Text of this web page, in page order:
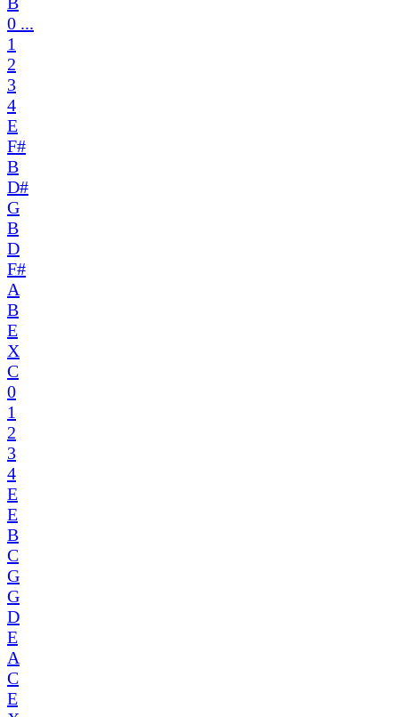
0 ...
1
2
3
4
E
F#
B
D#
G
B
D
F#
A
B
E
X
C
0
1
2
3
4
E
E
B
C
G
G
D
E
A
C
E